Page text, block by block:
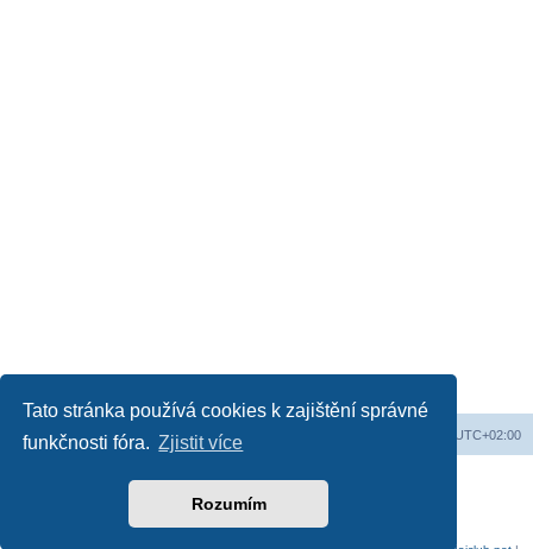
Tato stránka používá cookies k zajištění správné
funkčnosti fóra. Zjistit více
Rozumím
Web Obsah fóra UTC+02:00
Český překlad –